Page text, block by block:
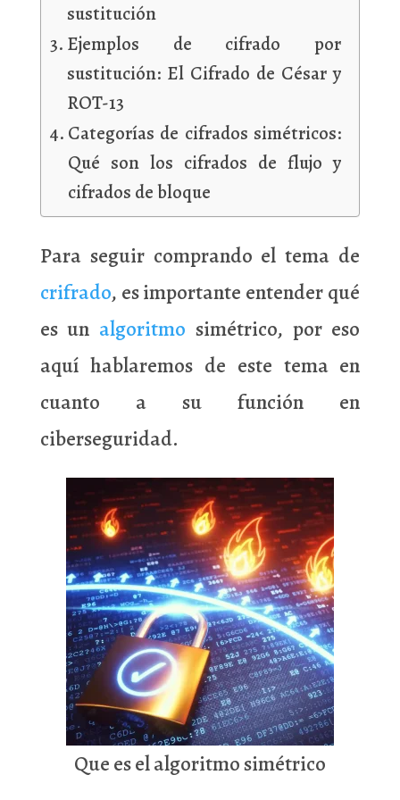
sustitución
Ejemplos de cifrado por
sustitución: El Cifrado de César y
ROT-13
Categorías de cifrados simétricos:
Qué son los cifrados de flujo y
cifrados de bloque
Para seguir comprando el tema de
crifrado, es importante entender qué
es un algoritmo simétrico, por eso
aquí hablaremos de este tema en
cuanto a su función en
ciberseguridad.
Que es el algoritmo simétrico